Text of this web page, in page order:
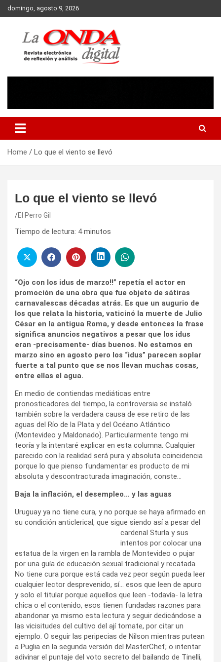
Skip
to
domingo, agosto 9, 2026
Home Lo que el viento se llevó
Lo que el viento se llevó
El Perro Gil
Tiempo de lectura: 4 minutos
“Ojo con los idus de marzo!!” repetía el actor en
promoción de una obra que fue objeto de sátiras
carnavalescas décadas atrás. Es que un augurio de
los que relata la historia, vaticinó la muerte de Julio
César en la antigua Roma, y desde entonces la frase
significa anuncios negativos a pesar que los idus
eran -precisamente- días buenos. No estamos en
marzo sino en agosto pero los “idus” parecen soplar
fuerte a tal punto que se nos llevan muchas cosas,
entre ellas el agua.
En medio de contiendas mediáticas entre
pronosticadores del tiempo, la controversia se instaló
también sobre la verdadera causa de ese retiro de las
aguas del Río de la Plata y del Océano Atlántico
(Montevideo y Maldonado). Particularmente tengo mi
teoría y la intentaré explicar en esta columna. Cualquier
parecido con la realidad será pura y absoluta coincidencia
porque lo que pienso fundamentar es producto de mi
absoluta y descontracturada imaginación, conste…
Baja la inflación, el desempleo… y las aguas
Uruguay ya no tiene cura, y no porque se haya afirmado en
su condición anticlerical, que sigue siendo así a pesar del
cardenal Sturla y sus
intentos por colocar una
estatua de la virgen en la rambla de Montevideo o pujar
por una guía de educación sexual tradicional y recatada.
No tiene cura porque está cada vez peor según pueda leer
cualquier lector desprevenido, sí… esos que leen de apuro
y solo el titular porque aquellos que leen -todavía- la letra
chica o el contenido, esos tienen fundadas razones para
abandonar ya mismo esta lectura y seguir dedicándose a
las vicisitudes del cultivo del ají tomate, por citar un
ejemplo. O seguir las peripecias de Nilson mientras putean
a Puglia en la segunda versión del MasterChef; o intentar
adivinar el puntaje del voto secreto del bailando de Tinelli,